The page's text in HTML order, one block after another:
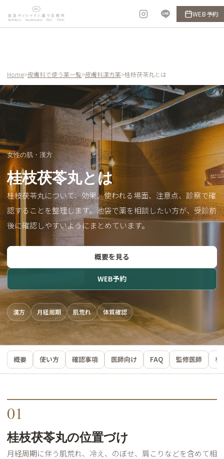
容
ッ
プ
WEB予約
Home>皮膚科で使う薬一覧>皮膚科漢方薬>桂枝茯苓丸とは
女性の肌・漢方
桂枝茯苓丸とは
桂枝茯苓丸について、効果、使われる場面、注意点、診察で確
認することを整理します。池袋で薬を相談したい方が、受診前
後に確認しやすいようにまとめています。
概要を見る
WEB予約
漢方 月経周期 肌荒れ 体質確認
概要 使い方 確認事項 医師向け FAQ 監修医師 参
01
桂枝茯苓丸の位置づけ
月経周期に伴う肌荒れ、冷え、のぼせ、肩こりなどを含めて相